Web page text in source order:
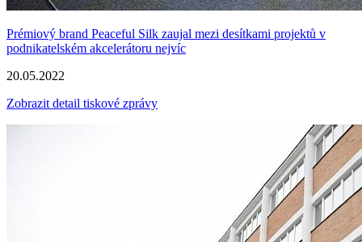
Prémiový brand Peaceful Silk zaujal mezi desítkami projektů v
podnikatelském akcelerátoru nejvíc
20.05.2022
Zobrazit detail tiskové zprávy